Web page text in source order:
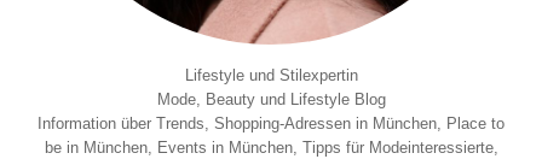
Lifestyle und Stilexpertin
Mode, Beauty und Lifestyle Blog
Information über Trends, Shopping-Adressen in München, Place to
be in München, Events in München, Tipps für Modeinteressierte,